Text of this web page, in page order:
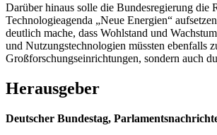
Darüber hinaus solle die Bundesregierung die
Technologieagenda „Neue Energien“
deutlich mache, dass Wohlstand und
und Nutzungstechnologien müssten ebenfalls
Großforschungseinrichtungen, sondern auch
Herausgeber
Deutscher Bundestag,